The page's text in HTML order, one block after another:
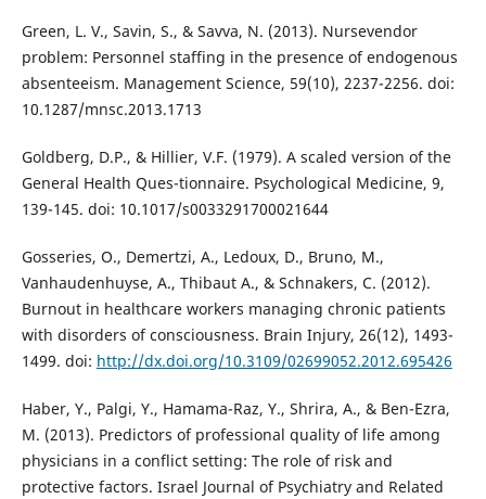
Green, L. V., Savin, S., & Savva, N. (2013). Nursevendor
problem: Personnel staffing in the presence of endogenous
absenteeism. Management Science, 59(10), 2237-2256. doi:
10.1287/mnsc.2013.1713
Goldberg, D.P., & Hillier, V.F. (1979). A scaled version of the
General Health Ques-tionnaire. Psychological Medicine, 9,
139-145. doi: 10.1017/s0033291700021644
Gosseries, O., Demertzi, A., Ledoux, D., Bruno, M.,
Vanhaudenhuyse, A., Thibaut A., & Schnakers, C. (2012).
Burnout in healthcare workers managing chronic patients
with disorders of consciousness. Brain Injury, 26(12), 1493-
1499. doi: http://dx.doi.org/10.3109/02699052.2012.695426
Haber, Y., Palgi, Y., Hamama-Raz, Y., Shrira, A., & Ben-Ezra,
M. (2013). Predictors of professional quality of life among
physicians in a conflict setting: The role of risk and
protective factors. Israel Journal of Psychiatry and Related